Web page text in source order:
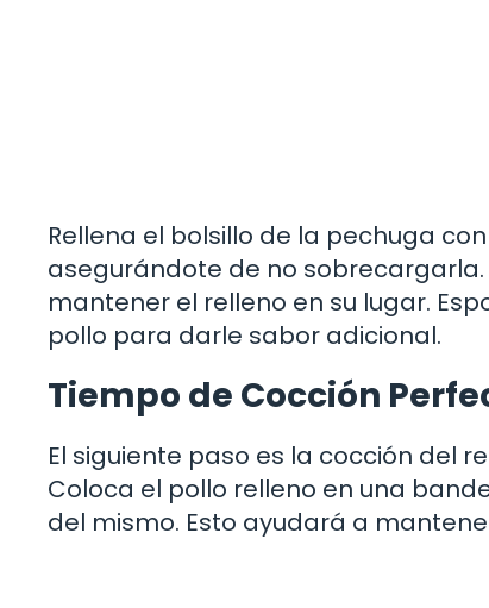
Rellena el bolsillo de la pechuga
asegurándote de no
mantener el relleno en su lugar.
pollo para darle sabor adicional.
Tiempo de Cocción
El siguiente paso es la cocción del
Coloca el pollo relleno en una
del mismo. Esto ayudará a